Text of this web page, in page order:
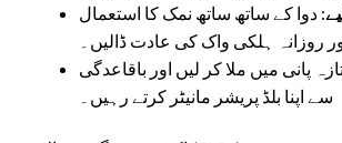
دوا کے ساتھ ساتھ نمک کا استعمال
روزانہ ہلکی واک کی عادت ڈالیں۔
پانی میں ملا کر لیں اور باقاعدگی
سے اپنا بلڈ پریشر مانیٹر کرتے رہیں۔